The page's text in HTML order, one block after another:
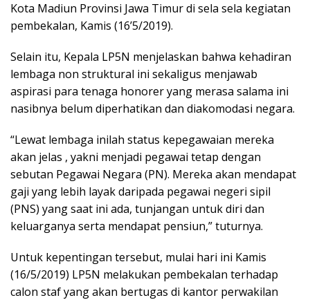
Kota Madiun Provinsi Jawa Timur di sela sela kegiatan
pembekalan, Kamis (16’5/2019).
Selain itu, Kepala LP5N menjelaskan bahwa kehadiran
lembaga non struktural ini sekaligus menjawab
aspirasi para tenaga honorer yang merasa salama ini
nasibnya belum diperhatikan dan diakomodasi negara.
“Lewat lembaga inilah status kepegawaian mereka
akan jelas , yakni menjadi pegawai tetap dengan
sebutan Pegawai Negara (PN). Mereka akan mendapat
gaji yang lebih layak daripada pegawai negeri sipil
(PNS) yang saat ini ada, tunjangan untuk diri dan
keluarganya serta mendapat pensiun,” tuturnya.
Untuk kepentingan tersebut, mulai hari ini Kamis
(16/5/2019) LP5N melakukan pembekalan terhadap
calon staf yang akan bertugas di kantor perwakilan